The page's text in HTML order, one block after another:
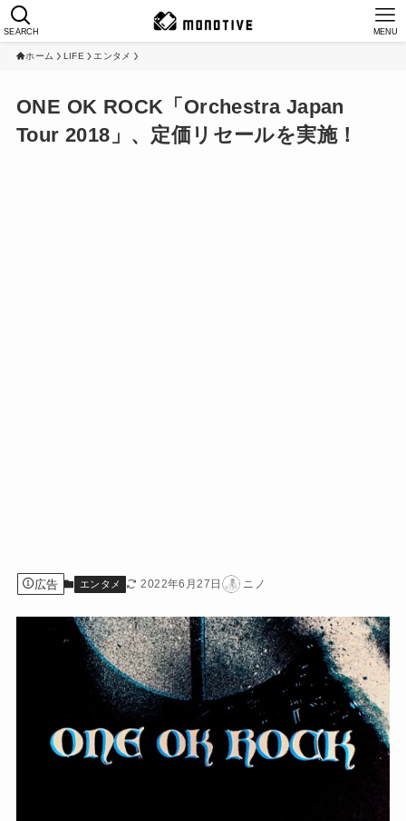
SEARCH MENU
ホーム LIFE エンタメ
ONE OK ROCK「Orchestra Japan
Tour 2018」、定価リセールを実施！
広告 エンタメ 2022年6月27日 ニノ